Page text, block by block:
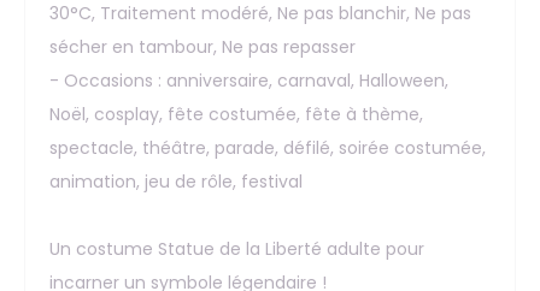
30°C, Traitement modéré, Ne pas blanchir, Ne pas
sécher en tambour, Ne pas repasser
- Occasions : anniversaire, carnaval, Halloween,
Noël, cosplay, fête costumée, fête à thème,
spectacle, théâtre, parade, défilé, soirée costumée,
animation, jeu de rôle, festival
Un costume Statue de la Liberté adulte pour
incarner un symbole légendaire !